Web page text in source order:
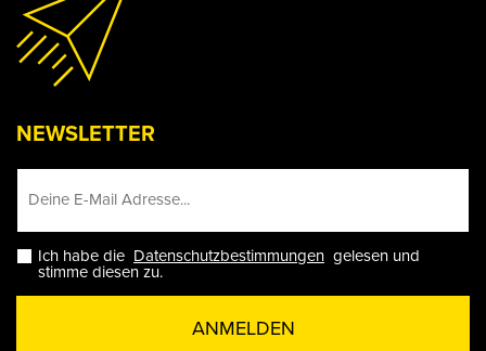
NEWSLETTER
Ich habe die Datenschutzbestimmungen gelesen und
stimme diesen zu.
ANMELDEN